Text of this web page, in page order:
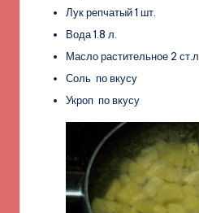
Лук репчатый 1 шт.
Вода 1.8 л.
Масло растительное 2 ст.л.
Соль по вкусу
Укроп по вкусу